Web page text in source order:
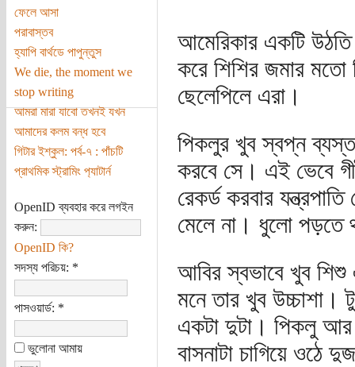
ফেলে আসা
পরাবাস্তব
হ্যাপি বার্থডে পাপুন্তুস
We die, the moment we
stop writing
আমরা মারা যাবো তখনই যখন
আমাদের কলম বন্ধ হবে
গিটার ইশ্‌কুল: পর্ব-৭ : পাঁচটি
প্রাথমিক স্ট্রামিং প‌্যাটার্ন
OpenID ব্যবহার করে লগইন
করুন:
OpenID কি?
সদস্য পরিচয়: *
পাসওয়ার্ড: *
ভুলোনা আমায়
আমেরিকার একটি
করে শিশির জমার মতো
ছেলেপিলে এরা।
পিকলুর খুব স্বপ্ন
করবে সে। এই ভেবে
রেকর্ড করবার
মেলে না। ধুলো পড়তে
আবির স্বভাবে খুব
মনে তার খুব উচ্চাশা।
একটা দুটা। পিকলু আর
বাসনাটা চাগিয়ে ওঠে